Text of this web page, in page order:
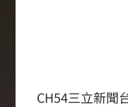
CH54三立新聞